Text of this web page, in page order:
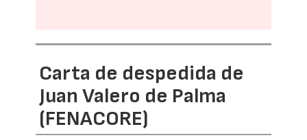
Carta de despedida de
Juan Valero de Palma
(FENACORE)